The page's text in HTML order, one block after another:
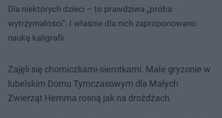
Dla niektórych dzieci – to prawdziwa „próba
wytrzymałości”. I właśnie dla nich zaproponowano
naukę kaligrafii.
Zajęli się chomiczkami-sierotkami. Małe gryzonie w
lubelskim Domu Tymczasowym dla Małych
Zwierząt Hemma rosną jak na drożdżach.